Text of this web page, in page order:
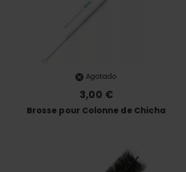
Agotado
3,00 €
Brosse pour Colonne de Chicha